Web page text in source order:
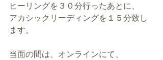
ヒーリングを３０分行ったあとに、
アカシックリーディングを１５分致し
ます。
当面の間は、オンラインにて、